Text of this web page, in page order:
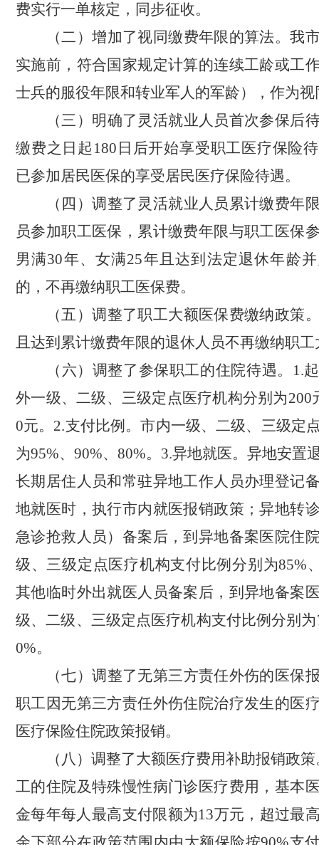
费实行一单核定，同步征收。
（二）增加了视同缴费年限的算法。我
实施前 ， 符合国家规定计算的连续工龄或工
士兵的服役年限和转业军人的军龄） ， 作为视
（三）明确了灵活就业人员首次参保后
缴费之日起 180 日后开始享受职工医疗保险
已参加居民医保的享受居民医疗保险待遇。
（四）调整了灵活就业人员累计缴费年
员参加职工医保，累计缴费年限与职工医保
男满30年、女满25年且达到法定退休年龄
的，不再缴纳职工医保费。
（五）调整了职工大额医保费缴纳政策
且达到累计缴费年限的退休人员不再缴纳职
（六）调整了参保职工的住院待遇。 1.
外一级、二级、三级定点医疗机构分别为200
0元。 2.支付比例。市内一级、二级、三级定
为95%、 90%、 80%。 3.异地就医。异地安置
长期居住人员和常驻异地工作人员办理登记
地就医时，执行市内就医报销政策；异地转
急诊抢救人员）备案后，到异地备案医院住
级、三级定点医疗机构支付比例分别为85%
其他临时外出就医人员备案后，到异地备案
级、二级、三级定点医疗机构支付比例分别为
0%。
（七）调整了无第三方责任外伤的医保
职工因无第三方责任外伤住院治疗发生的医
医疗保险住院政策报销。
（八）调整了大额医疗费用补助报销政策
工的住院及特殊慢性病门诊医疗费用，基本
金每年每人最高支付限额为13万元，超过最